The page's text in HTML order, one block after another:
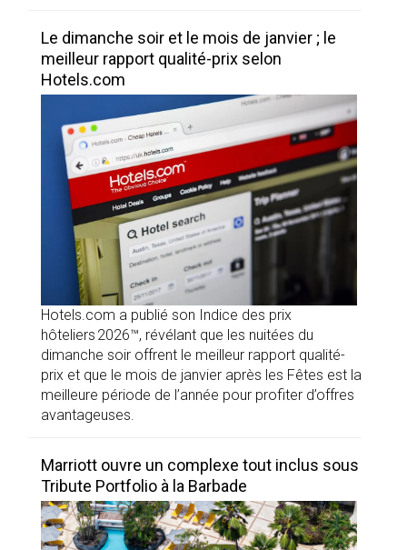
Le dimanche soir et le mois de janvier ; le
meilleur rapport qualité-prix selon
Hotels.com
Hotels.com a publié son Indice des prix
hôteliers 2026™, révélant que les nuitées du
dimanche soir offrent le meilleur rapport qualité-
prix et que le mois de janvier après les Fêtes est la
meilleure période de l’année pour profiter d’offres
avantageuses.
Marriott ouvre un complexe tout inclus sous
Tribute Portfolio à la Barbade